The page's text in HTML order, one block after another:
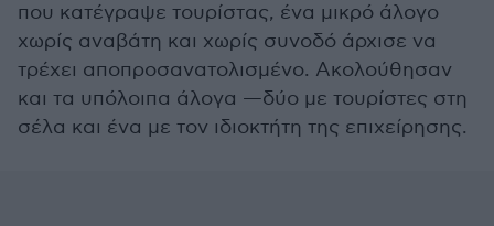
που κατέγραψε τουρίστας, ένα μικρό άλογο
χωρίς αναβάτη και χωρίς συνοδό άρχισε να
τρέχει αποπροσανατολισμένο. Ακολούθησαν
και τα υπόλοιπα άλογα —δύο με τουρίστες στη
σέλα και ένα με τον ιδιοκτήτη της επιχείρησης.